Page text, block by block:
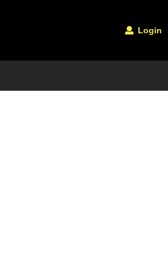
Login